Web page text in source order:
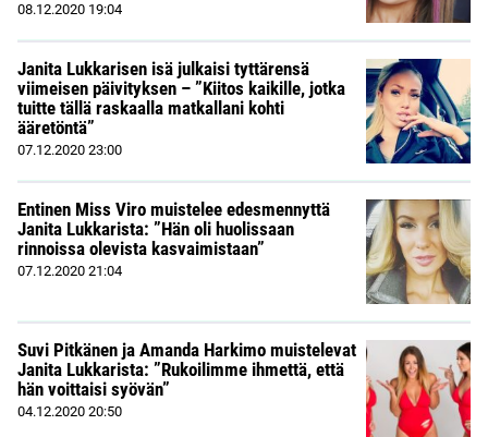
08.12.2020 19:04
Janita Lukkarisen isä julkaisi tyttärensä
viimeisen päivityksen – ”Kiitos kaikille, jotka
tuitte tällä raskaalla matkallani kohti
ääretöntä”
07.12.2020 23:00
Entinen Miss Viro muistelee edesmennyttä
Janita Lukkarista: ”Hän oli huolissaan
rinnoissa olevista kasvaimistaan”
07.12.2020 21:04
Suvi Pitkänen ja Amanda Harkimo muistelevat
Janita Lukkarista: ”Rukoilimme ihmettä, että
hän voittaisi syövän”
04.12.2020 20:50